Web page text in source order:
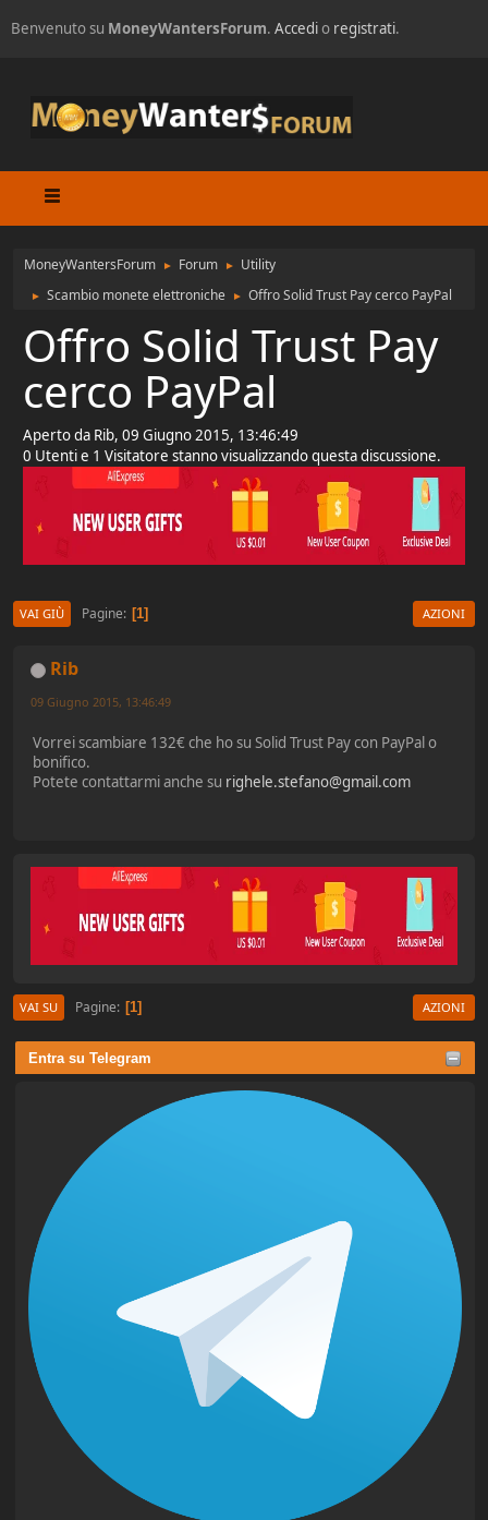
Benvenuto su MoneyWantersForum. Accedio registrati.
MoneyWantersForum ► Forum ► Utility
► Scambio monete elettroniche ► Offro Solid Trust Pay cerco PayPal
Entra su Telegram
Offro Solid Trust Pay
cerco PayPal
Aperto da Rib, 09 Giugno 2015, 13:46:49
0 Utenti e 1 Visitatore stanno visualizzando questa discussione.
VAI GIÙ Pagine 1 AZIONI
Rib
09 Giugno 2015, 13:46:49
Vorrei scambiare 132€ che ho su Solid Trust Pay con PayPal o
bonifico.
Potete contattarmi anche su righele.stefano@gmail.com
VAI SU Pagine 1 AZIONI